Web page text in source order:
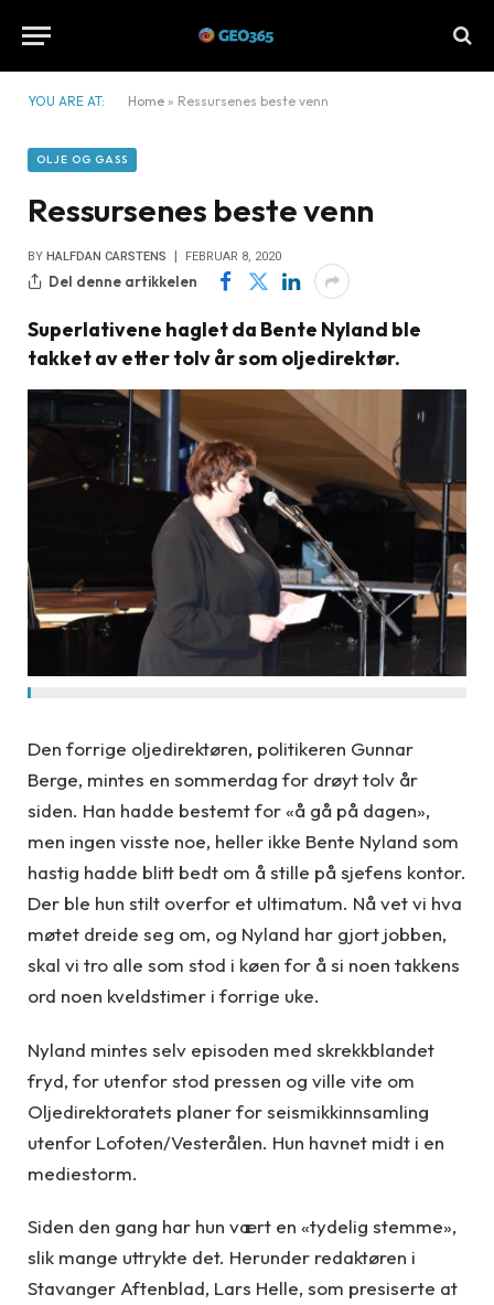
YOU ARE AT: Home » Ressursenes beste venn
OLJE OG GASS
Ressursenes beste venn
BY HALFDAN CARSTENS FEBRUAR 8, 2020
Del denne artikkelen
Superlativene haglet da Bente Nyland ble
takket av etter tolv år som oljedirektør.
Den forrige oljedirektøren, politikeren Gunnar
Berge, mintes en sommerdag for drøyt tolv år
siden. Han hadde bestemt for «å gå på dagen»,
men ingen visste noe, heller ikke Bente Nyland som
hastig hadde blitt bedt om å stille på sjefens kontor.
Der ble hun stilt overfor et ultimatum. Nå vet vi hva
møtet dreide seg om, og Nyland har gjort jobben,
skal vi tro alle som stod i køen for å si noen takkens
ord noen kveldstimer i forrige uke.
Nyland mintes selv episoden med skrekkblandet
fryd, for utenfor stod pressen og ville vite om
Oljedirektoratets planer for seismikkinnsamling
utenfor Lofoten/Vesterålen. Hun havnet midt i en
mediestorm.
Siden den gang har hun vært en «tydelig stemme»,
slik mange uttrykte det. Herunder redaktøren i
Stavanger Aftenblad, Lars Helle, som presiserte at